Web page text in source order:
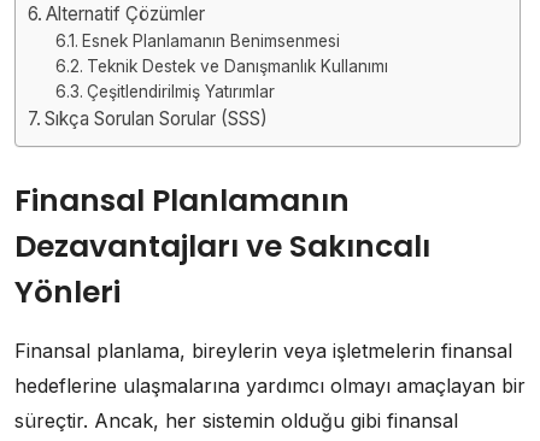
Alternatif Çözümler
Esnek Planlamanın Benimsenmesi
Teknik Destek ve Danışmanlık Kullanımı
Çeşitlendirilmiş Yatırımlar
Sıkça Sorulan Sorular (SSS)
Finansal Planlamanın
Dezavantajları ve Sakıncalı
Yönleri
Finansal planlama, bireylerin veya işletmelerin finansal
hedeflerine ulaşmalarına yardımcı olmayı amaçlayan bir
süreçtir. Ancak, her sistemin olduğu gibi finansal